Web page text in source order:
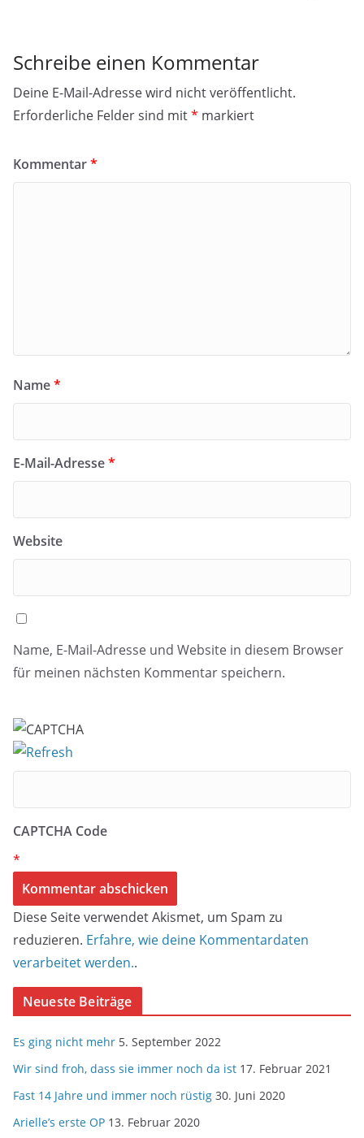
Schreibe einen Kommentar
Deine E-Mail-Adresse wird nicht veröffentlicht.
Erforderliche Felder sind mit* markiert
Kommentar*
Name*
E-Mail-Adresse*
Website
Name, E-Mail-Adresse und Website in diesem Browser
für meinen nächsten Kommentar speichern.
CAPTCHA Code
*
Diese Seite verwendet Akismet, um Spam zu
reduzieren. Erfahre, wie deine Kommentardaten
verarbeitet werden..
Neueste Beiträge
Es ging nicht mehr 5. September 2022
Wir sind froh, dass sie immer noch da ist 17. Februar 2021
Fast 14 Jahre und immer noch rüstig 30. Juni 2020
Arielle’s erste OP 13. Februar 2020